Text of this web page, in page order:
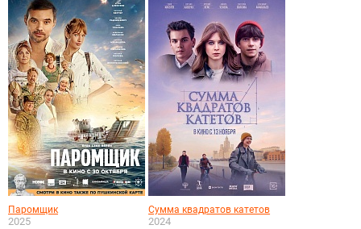
Паромщик
2025
Сумма квадратов катетов
2024